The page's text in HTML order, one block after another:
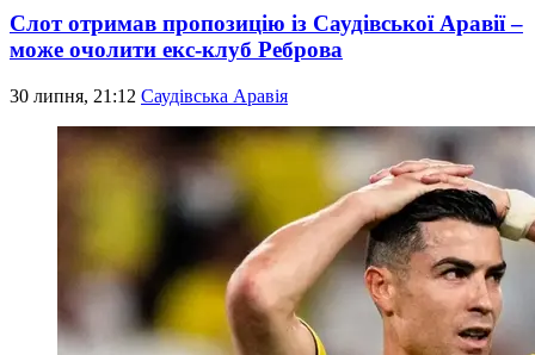
Слот отримав пропозицію із Саудівської Аравії –
може очолити екс-клуб Реброва
30 липня, 21:12 Саудівська Аравія